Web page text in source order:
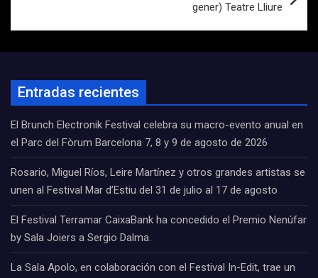
gener) Teatre Lliure
Entradas recientes
El Brunch Electronik Festival celebra su macro-evento anual en
el Parc del Fòrum Barcelona 7, 8 y 9 de agosto de 2026
Rosario, Miguel Ríos, Leire Martínez y otros grandes artistas se
unen al Festival Mar d’Estiu del 31 de julio al 17 de agosto
El Festival Terramar CaixaBank ha concedido el Premio Nenúfar
by Sala Joiers a Sergio Dalma.
La Sala Apolo, en colaboración con el Festival In-Edit, trae un